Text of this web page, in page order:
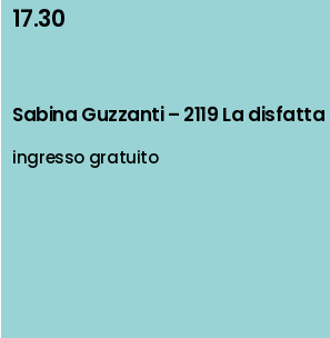
17.30
Sabina Guzzanti – 2119 La
ingresso gratuito
17.30
Sabina Guzzanti – 2119 La
ingresso gratuito